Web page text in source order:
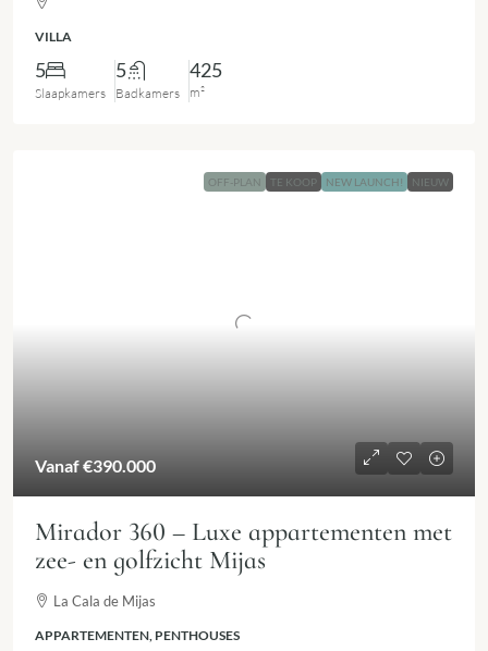
VILLA
5
Slaapkamers
5
Badkamers
425
m²
OFF-PLAN TE KOOP NEW LAUNCH! NIEUW
Vanaf€390.000
Mirador 360 – Luxe appartementen met
zee- en golfzicht Mijas
La Cala de Mijas
APPARTEMENTEN, PENTHOUSES